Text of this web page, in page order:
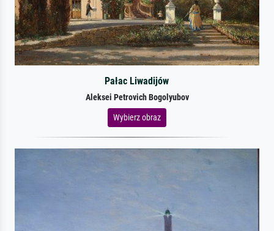
Pałac Liwadijów
Aleksei Petrovich Bogolyubov
Wybierz obraz